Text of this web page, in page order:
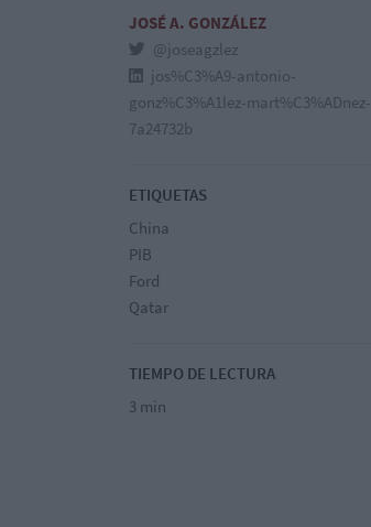
JOSÉ A. GONZÁLEZ
@joseagzlez
jos%C3%A9-antonio-
gonz%C3%A1lez-mart%C3%ADnez-
7a24732b
ETIQUETAS
China
PIB
Ford
Qatar
TIEMPO DE LECTURA
3 min